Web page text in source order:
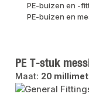
PE-buizen en -
PE-buizen en
PE T-stuk
Maat: 20